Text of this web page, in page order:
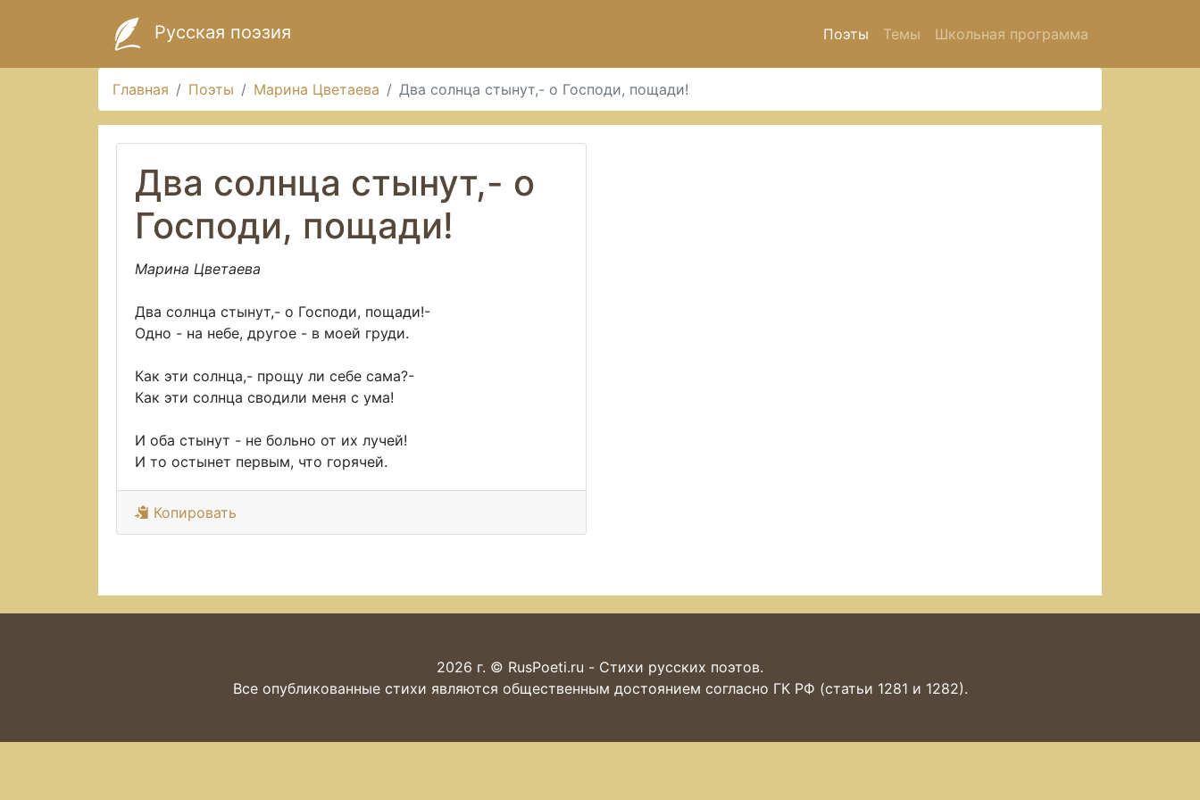
Русская поэзия Поэты Темы Школьная программа
Главная Поэты Марина Цветаева Два солнца стынут,- о Господи, пощади!
Два солнца стынут,- о
Господи, пощади!
Марина Цветаева
Два солнца стынут,- о Господи, пощади!-
Одно - на небе, другое - в моей груди.
Как эти солнца,- прощу ли себе сама?-
Как эти солнца сводили меня с ума!
И оба стынут - не больно от их лучей!
И то остынет первым, что горячей.
Копировать
2026 г. © RusPoeti.ru - Стихи русских поэтов.
Все опубликованные стихи являются общественным достоянием согласно ГК РФ (статьи 1281 и 1282).